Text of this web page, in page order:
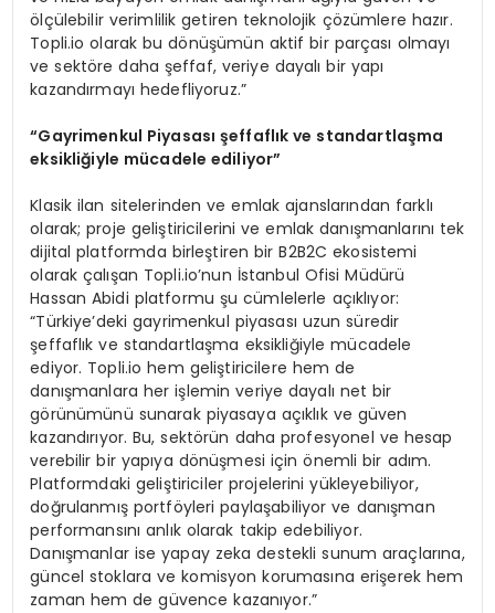
ölçülebilir verimlilik getiren teknolojik çözümlere hazır.
Topli.io olarak bu dönüşümün aktif bir parçası olmayı
ve sektöre daha şeffaf, veriye dayalı bir yapı
kazandırmayı hedefliyoruz.”
“Gayrimenkul Piyasası şeffaflık ve standartlaşma
eksikliğiyle mücadele ediliyor”
Klasik ilan sitelerinden ve emlak ajanslarından farklı
olarak; proje geliştiricilerini ve emlak danışmanlarını tek
dijital platformda birleştiren bir B2B2C ekosistemi
olarak çalışan Topli.io’nun İstanbul Ofisi Müdürü
Hassan Abidi platformu şu cümlelerle açıklıyor:
“Türkiye’deki gayrimenkul piyasası uzun süredir
şeffaflık ve standartlaşma eksikliğiyle mücadele
ediyor. Topli.io hem geliştiricilere hem de
danışmanlara her işlemin veriye dayalı net bir
görünümünü sunarak piyasaya açıklık ve güven
kazandırıyor. Bu, sektörün daha profesyonel ve hesap
verebilir bir yapıya dönüşmesi için önemli bir adım.
Platformdaki geliştiriciler projelerini yükleyebiliyor,
doğrulanmış portföyleri paylaşabiliyor ve danışman
performansını anlık olarak takip edebiliyor.
Danışmanlar ise yapay zeka destekli sunum araçlarına,
güncel stoklara ve komisyon korumasına erişerek hem
zaman hem de güvence kazanıyor.”